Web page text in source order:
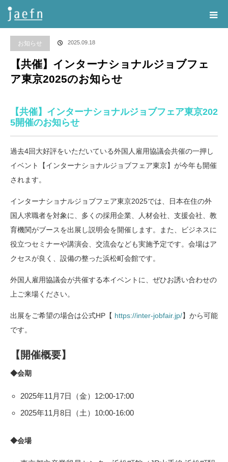
告知・記事一覧
【共催】
お知らせ 2025.09.18
【共催】インターナショナルジョブフェ
ア東京2025のお知らせ
【共催】インターナショナルジョブフェア東京202
5開催のお知らせ
過去4回大好評をいただいている外国人雇用協議会共催の一押し
イベント【インターナショナルジョブフェア東京】が今年も開催
されます。
インターナショナルジョブフェア東京2025では、日本在住の外
国人求職者を対象に、多くの採用企業、人材会社、支援会社、教
育機関がブースを出展し説明会を開催します。また、ビジネスに
役立つセミナーや講演会、交流会なども実施予定です。会場はア
クセスが良く、設備の整った浜松町会館です。
外国人雇用協議会が共催する本イベントに、ぜひお誘い合わせの
上ご来場ください。
出展をご希望の場合は公式HP【 https://inter-jobfair.jp/】から可能
です。
【開催概要】
◆会期
2025年11月7日（金）12:00-17:00
2025年11月8日（土）10:00-16:00
◆会場